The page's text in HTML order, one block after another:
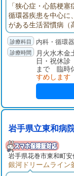
「狭心症・心筋梗
循環器疾患を中心に
がある生活習慣病（
力をいれています。
どの一般内科疾患に
内科・循環
月火水木
日・祝休
まで 臨時
すめします
岩手県立東和病
岩手県花巻市東和町安
銀河ドリームライン